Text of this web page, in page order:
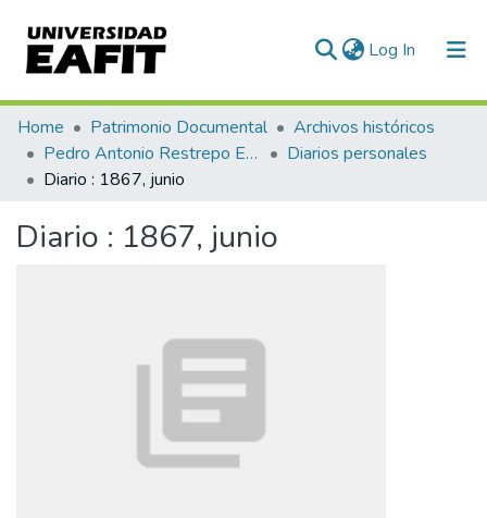
Log In (current)
Communities & Collections
All of DSpace
Home Patrimonio Documental
Archivos históricos
Pedro Antonio Restrepo Escovar
Diarios personales
Diario : 1867, junio
Diario : 1867, junio